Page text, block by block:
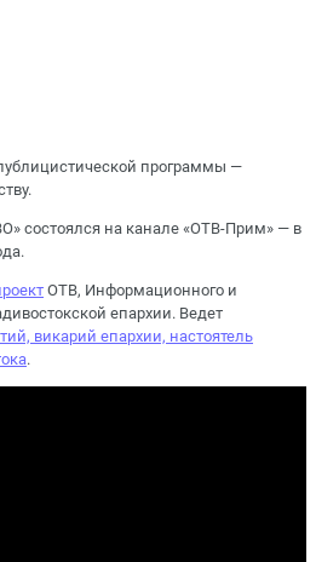
программы —
состоялся на канале «ОТВ-Прим» — в
ОТВ, Информационного и
епархии. Ведет
викарий епархии, настоятель
.